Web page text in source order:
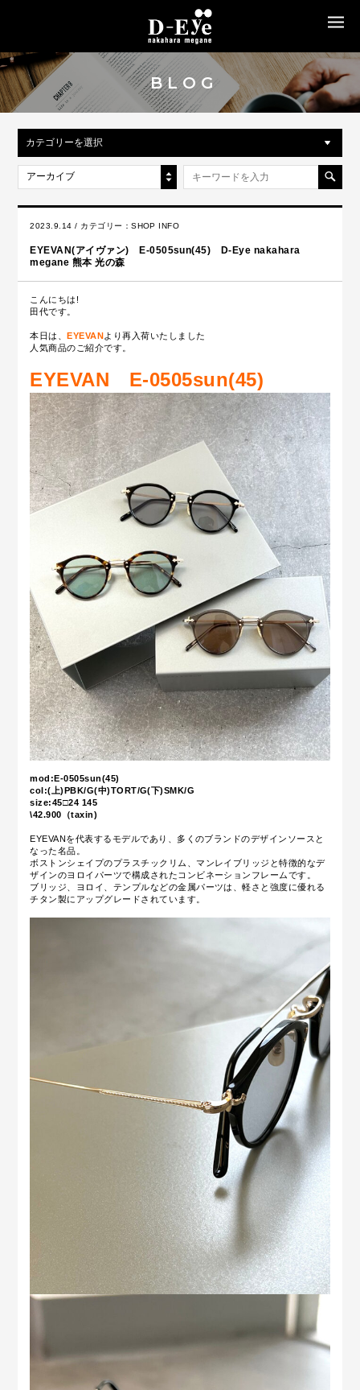
BLOG
カテゴリーを選択
アーカイブ
2023.9.14 / カテゴリー：SHOP INFO
EYEVAN(アイヴァン) E-0505sun(45) D-Eye nakahara
megane 熊本 光の森
こんにちは!
田代です。
本日は、EYEVANより再入荷いたしました
人気商品のご紹介です。
EYEVAN E-0505sun(45)
mod:E-0505sun(45)
col:(上)PBK/G(中)TORT/G(下)SMK/G
size:45□24 145
\42.900（taxin)
EYEVANを代表するモデルであり、多くのブランドのデザインソースと
なった名品。
ボストンシェイプのプラスチックリム、マンレイブリッジと特徴的なデ
ザインのヨロイパーツで構成されたコンビネーションフレームです。
ブリッジ、ヨロイ、テンプルなどの金属パーツは、軽さと強度に優れる
チタン製にアップグレードされています。